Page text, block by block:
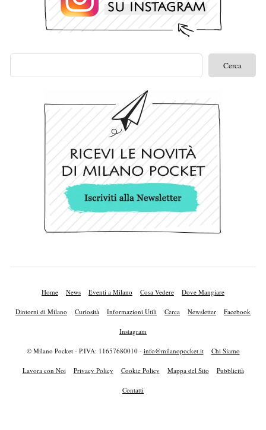
Home News Eventi a Milano Cosa Vedere Dove Mangiare
Dintorni di Milano Curiosità Informazioni Utili Cerca Newsletter Facebook
Instagram
© Milano Pocket - P.IVA: 11657680010 - info@milanopocket.it Chi Siamo
Lavora con Noi Privacy Policy Cookie Policy Mappa del Sito Pubblicità
Contatti